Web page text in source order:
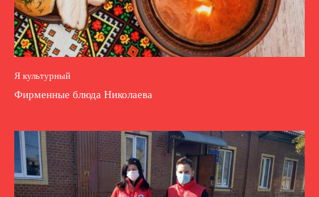
Я культурный
Фирменные блюда Николаева